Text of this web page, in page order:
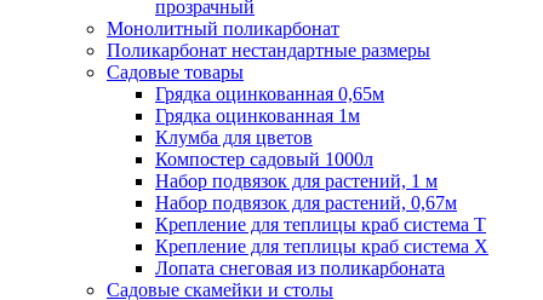
прозрачный
Монолитный поликарбонат
Поликарбонат нестандартные размеры
Садовые товары
Грядка оцинкованная 0,65м
Грядка оцинкованная 1м
Клумба для цветов
Компостер садовый 1000л
Набор подвязок для растений, 1 м
Набор подвязок для растений, 0,67м
Крепление для теплицы краб система Т
Крепление для теплицы краб система Х
Лопата снеговая из поликарбоната
Садовые скамейки и столы